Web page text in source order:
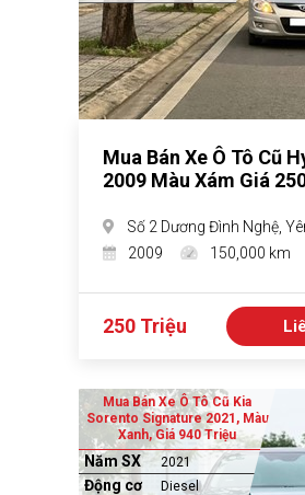
Mua Bán Xe Ô Tô Cũ
2009 Màu Xám Giá
Số 2 Dương Đình Nghệ,
2009
150,000 km
250 Triệu
Mua Bán Xe Ô Tô Cũ Kia
Sorento Signature 2021, Màu
Xanh, Giá 940 Triệu
Năm SX 2021
Động cơ Diesel